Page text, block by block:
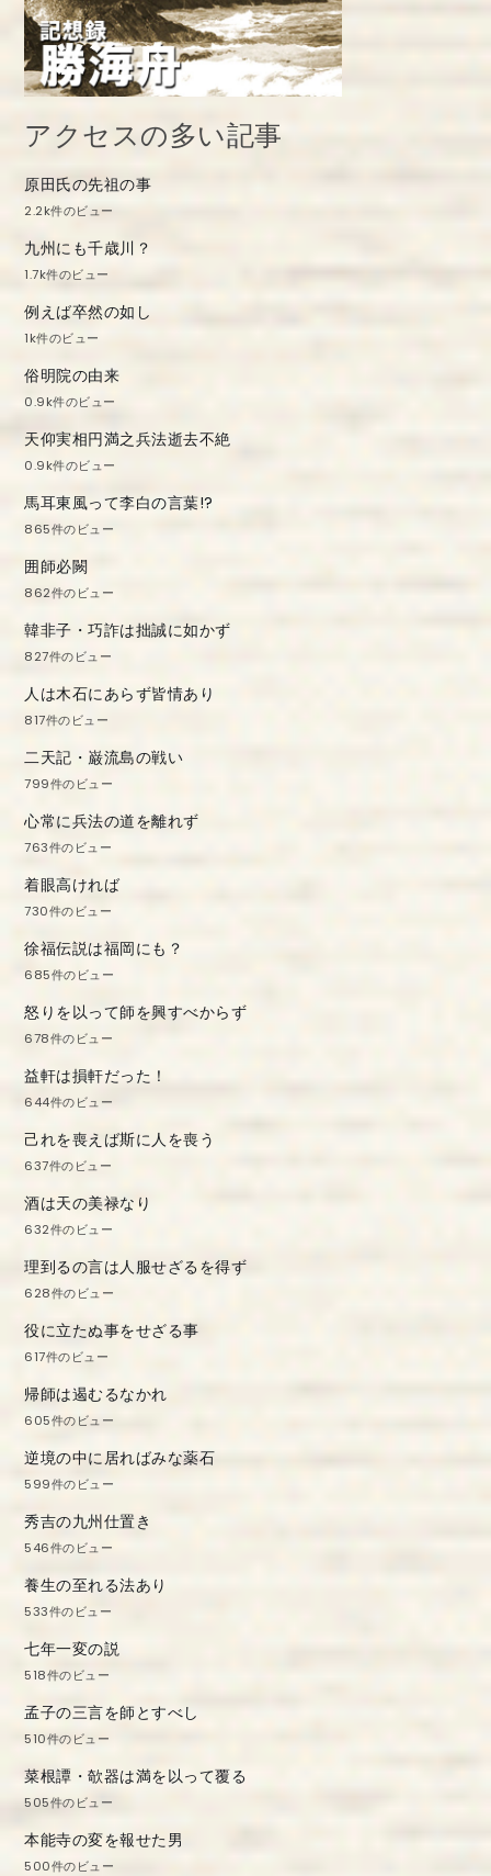
アクセスの多い記事
原田氏の先祖の事
2.2k件のビュー
九州にも千歳川？
1.7k件のビュー
例えば卒然の如し
1k件のビュー
俗明院の由来
0.9k件のビュー
天仰実相円満之兵法逝去不絶
0.9k件のビュー
馬耳東風って李白の言葉!?
865件のビュー
囲師必闕
862件のビュー
韓非子・巧詐は拙誠に如かず
827件のビュー
人は木石にあらず皆情あり
817件のビュー
二天記・巌流島の戦い
799件のビュー
心常に兵法の道を離れず
763件のビュー
着眼高ければ
730件のビュー
徐福伝説は福岡にも？
685件のビュー
怒りを以って師を興すべからず
678件のビュー
益軒は損軒だった！
644件のビュー
己れを喪えば斯に人を喪う
637件のビュー
酒は天の美禄なり
632件のビュー
理到るの言は人服せざるを得ず
628件のビュー
役に立たぬ事をせざる事
617件のビュー
帰師は遏むるなかれ
605件のビュー
逆境の中に居ればみな薬石
599件のビュー
秀吉の九州仕置き
546件のビュー
養生の至れる法あり
533件のビュー
七年一変の説
518件のビュー
孟子の三言を師とすべし
510件のビュー
菜根譚・欹器は満を以って覆る
505件のビュー
本能寺の変を報せた男
500件のビュー